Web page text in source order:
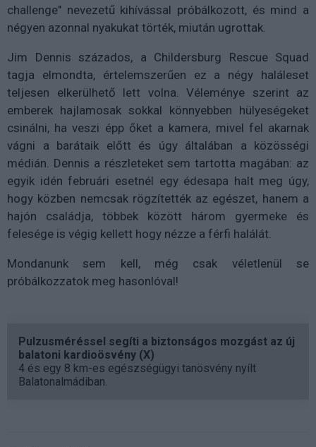
challenge" nevezetű kihívással próbálkozott, és mind a
négyen azonnal nyakukat törték, miután ugrottak.
Jim Dennis százados, a Childersburg Rescue Squad
tagja elmondta, értelemszerűen ez a négy haláleset
teljesen elkerülhető lett volna. Véleménye szerint az
emberek hajlamosak sokkal könnyebben hülyeségeket
csinálni, ha veszi épp őket a kamera, mivel fel akarnak
vágni a barátaik előtt és úgy általában a közösségi
médián. Dennis a részleteket sem tartotta magában: az
egyik idén februári esetnél egy édesapa halt meg úgy,
hogy közben nemcsak rögzítették az egészet, hanem a
hajón családja, többek között három gyermeke és
felesége is végig kellett hogy nézze a férfi halálát.
Mondanunk sem kell, még csak véletlenül se
próbálkozzatok meg hasonlóval!
Pulzusméréssel segíti a biztonságos mozgást az új
balatoni kardioösvény (X)
4 és egy 8 km-es egészségügyi tanösvény nyílt
Balatonalmádiban.